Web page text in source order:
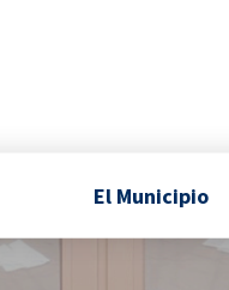
El Municipio